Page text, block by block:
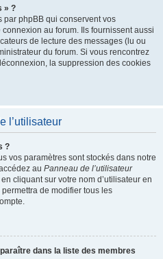
» ?
par phpBB qui conservent vos
au forum. Ils fournissent aussi
de lecture des messages (lu ou
du forum. Si vous rencontrez
la suppression des cookies
l’utilisateur
?
vos paramètres sont stockés dans notre
au Panneau de l’utilisateur
cliquant sur votre nom d’utilisateur en
de modifier tous les
dans la liste des membres